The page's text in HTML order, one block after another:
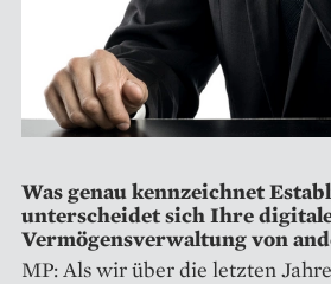
Was genau kennzeichnet
unterscheidet sich Ihre
Vermögensverwaltung von
MP: Als wir über die letzten